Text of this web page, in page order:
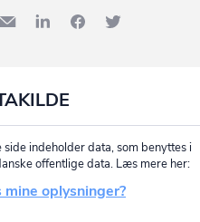
indeholder data, som benyttes i
offentlige data. Læs mere her:
oplysninger?